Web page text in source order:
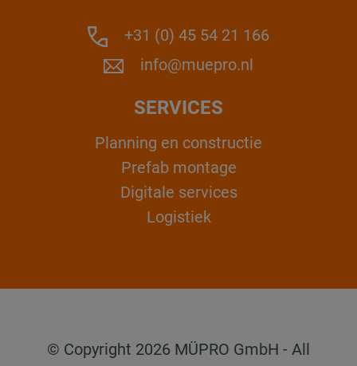
+31 (0) 45 54 21 166
info@muepro.nl
SERVICES
Planning en constructie
Prefab montage
Digitale services
Logistiek
© Copyright 2026 MÜPRO GmbH - All